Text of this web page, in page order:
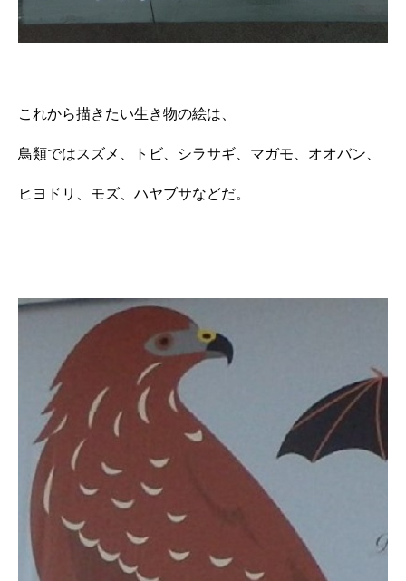
これから描きたい生き物の絵は、
鳥類ではスズメ、トビ、シラサギ、マガモ、オオバン、
ヒヨドリ、モズ、ハヤブサなどだ。